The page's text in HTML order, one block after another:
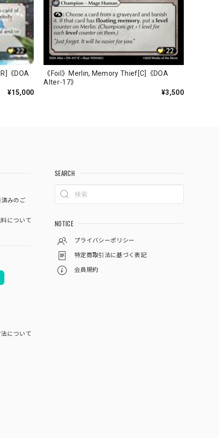
《DOA
¥15,000
《Foil》Merlin, Memory Thief[C]《DOA
Alter-17》
¥3,500
みのご
について
について
SEARCH
NOTICE
プライバシーポリシー
特定商取引法に基づく表記
会員規約